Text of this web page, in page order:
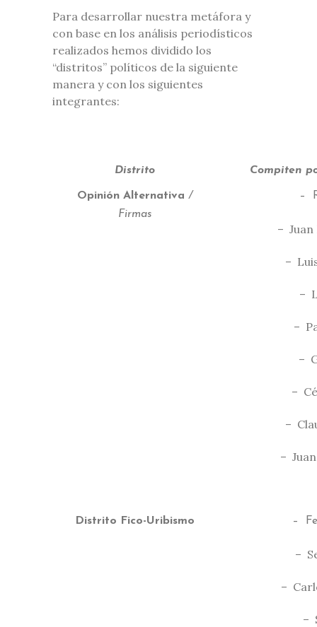
Para desarrollar nuestra metáfora y
con base en los análisis periodísticos
realizados hemos dividido los
“distritos” políticos de la siguiente
manera y con los siguientes
integrantes:
Distrito Compiten
Opinión Alternativa /
Firmas
–
–
–
–
–
–
–
–
–
Distrito Fico-Uribismo –
–
–
–